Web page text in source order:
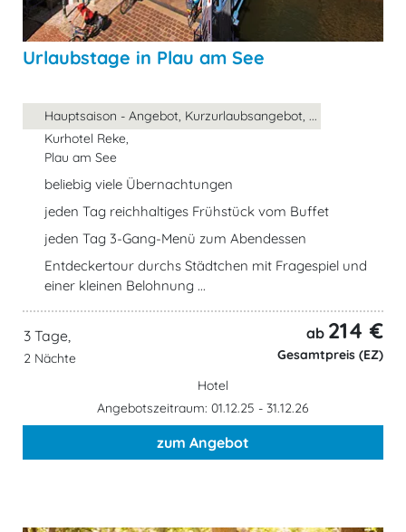
Urlaubstage in Plau am See
Hauptsaison - Angebot, Kurzurlaubsangebot, ...
Kurhotel Reke,
Plau am See
beliebig viele Übernachtungen
jeden Tag reichhaltiges Frühstück vom Buffet
jeden Tag 3-Gang-Menü zum Abendessen
Entdeckertour durchs Städtchen mit Fragespiel und
einer kleinen Belohnung ...
3 Tage,
2 Nächte
ab 214 €
Gesamtpreis (EZ)
Hotel
Angebotszeitraum: 01.12.25 - 31.12.26
zum Angebot